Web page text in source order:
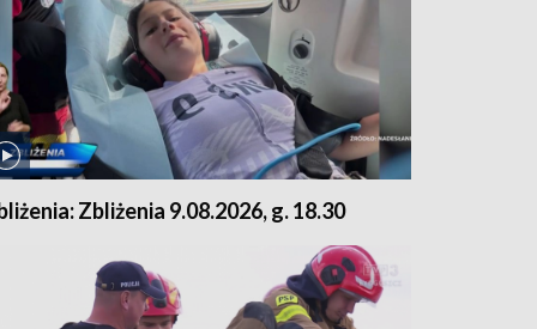
Zbliżenia 9.08.2026, g. 18.30